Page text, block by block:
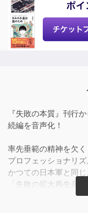
『失敗の本質』刊行
続編を音声化！
率先垂範の精神を欠
プロフェッショナリ
かつての日本軍と同
「失敗の拡大再生産